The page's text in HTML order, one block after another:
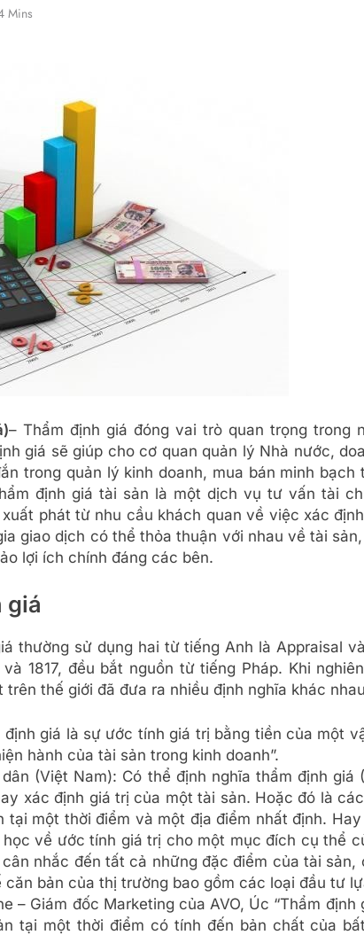
Mins
– Thẩm định giá đóng vai trò quan trọng trong
giá sẽ giúp cho cơ quan quản lý Nhà nước,
trong quản lý kinh doanh, mua bán minh bạch
định giá tài sản là một dịch vụ tư vấn tài
phát từ nhu cầu khách quan về việc xác
giao dịch có thể thỏa thuận với nhau về tài
lợi ích chính đáng các bên.
giá
thường sử dụng hai từ tiếng Anh là Appraisal
1817, đều bắt nguồn từ tiếng Pháp. Khi
thế giới đã đưa ra nhiều định nghĩa khác
định giá là sự ước tính giá trị bằng tiền của một
hành của tài sản trong kinh doanh”.
(Việt Nam): Có thể định nghĩa thẩm định giá
xác định giá trị của một tài sản. Hoặc đó là
một thời điểm và một địa điểm nhất định.
về ước tính giá trị cho một mục đích cụ thể
nhắc đến tất cả những đặc điểm của tài sản,
bản của thị trường bao gồm các loại đầu tư
– Giám đốc Marketing của AVO, Úc “Thẩm định
tại một thời điểm có tính đến bản chất của